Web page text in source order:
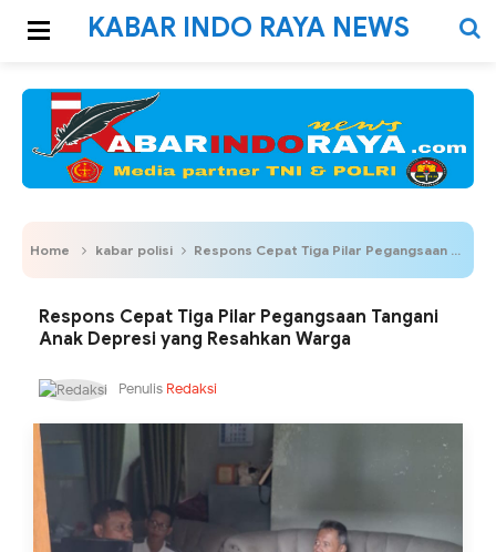
KABAR INDO RAYA NEWS
Home kabar polisi Respons Cepat Tiga Pilar Pegangsaan Tangani Anak Depresi yang Resahkan Warga
Respons Cepat Tiga Pilar Pegangsaan Tangani
Anak Depresi yang Resahkan Warga
Penulis Redaksi